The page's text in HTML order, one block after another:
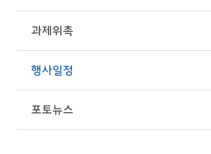
과제위촉
행사일정
포토뉴스